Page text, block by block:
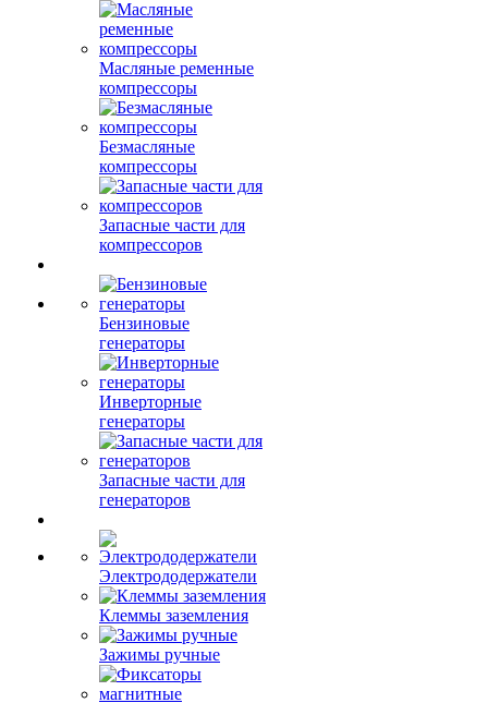
Масляные ременные
компрессоры
Безмасляные
компрессоры
Запасные части для
компрессоров
Бензиновые
генераторы
Инверторные
генераторы
Запасные части для
генераторов
Электрододержатели
Клеммы заземления
Зажимы ручные